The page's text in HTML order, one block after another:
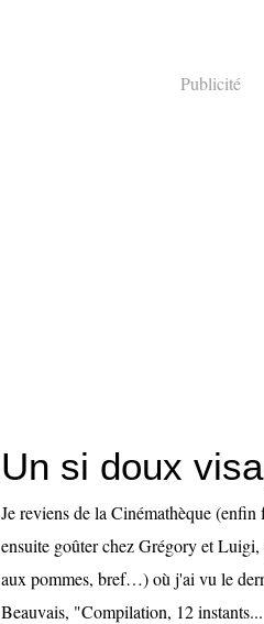
Publicité
Un si doux
Je reviens de la Cinémathèque
ensuite goûter chez Grégory et
aux pommes, bref…) où j'ai vu le
Beauvais, "Compilation, 12 instants...